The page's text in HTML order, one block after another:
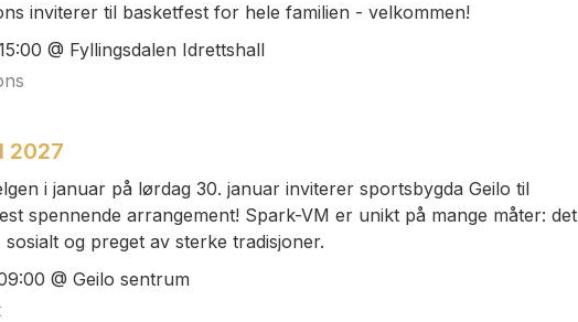
inviterer til basketfest for hele familien - velkommen!
@ Fyllingsdalen Idrettshall
2027
i januar på lørdag 30. januar inviterer sportsbygda Geilo til
spennende arrangement! Spark-VM er unikt på mange måter: det
og preget av sterke tradisjoner.
@ Geilo sentrum